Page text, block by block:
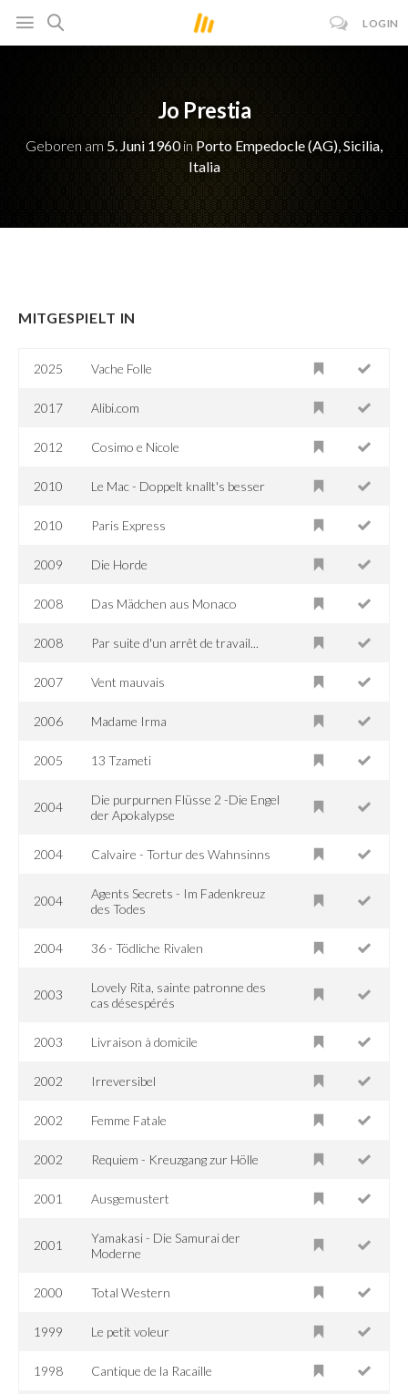
LOGIN
Jo Prestia
Geboren am 5. Juni 1960in Porto Empedocle (AG), Sicilia,
Italia
MITGESPIELT IN
2025 Vache Folle
2017 Alibi.com
2012 Cosimo e Nicole
2010 Le Mac - Doppelt knallt's besser
2010 Paris Express
2009 Die Horde
2008 Das Mädchen aus Monaco
2008 Par suite d'un arrêt de travail...
2007 Vent mauvais
2006 Madame Irma
2005 13 Tzameti
2004
Die purpurnen Flüsse 2 -Die Engel
der Apokalypse
2004 Calvaire - Tortur des Wahnsinns
2004
Agents Secrets - Im Fadenkreuz
des Todes
2004 36 - Tödliche Rivalen
2003
Lovely Rita, sainte patronne des
cas désespérés
2003 Livraison à domicile
2002 Irreversibel
2002 Femme Fatale
2002 Requiem - Kreuzgang zur Hölle
2001 Ausgemustert
2001
Yamakasi - Die Samurai der
Moderne
2000 Total Western
1999 Le petit voleur
1998 Cantique de la Racaille